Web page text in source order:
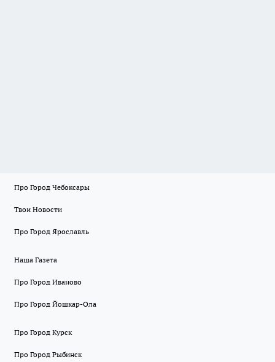
Про Город Чебоксары
Твои Новости
Про Город Ярославль
Наша Газета
Про Город Иваново
Про Город Йошкар-Ола
Про Город Курск
Про Город Рыбинск